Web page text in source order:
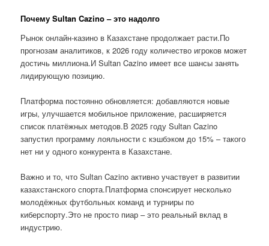
Почему Sultan Cazino – это надолго
Рынок онлайн-казино в Казахстане продолжает расти.По
прогнозам аналитиков, к 2026 году количество игроков может
достичь миллиона.И Sultan Cazino имеет все шансы занять
лидирующую позицию.
Платформа постоянно обновляется: добавляются новые
игры, улучшается мобильное приложение, расширяется
список платёжных методов.В 2025 году Sultan Cazino
запустил программу лояльности с кэшбэком до 15% – такого
нет ни у одного конкурента в Казахстане.
Важно и то, что Sultan Cazino активно участвует в развитии
казахстанского спорта.Платформа спонсирует несколько
молодёжных футбольных команд и турниры по
киберспорту.Это не просто пиар – это реальный вклад в
индустрию.